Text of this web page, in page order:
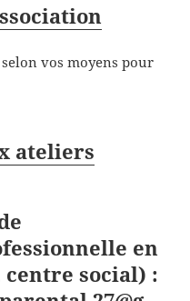
vos moyens pour
ateliers
en
social) :